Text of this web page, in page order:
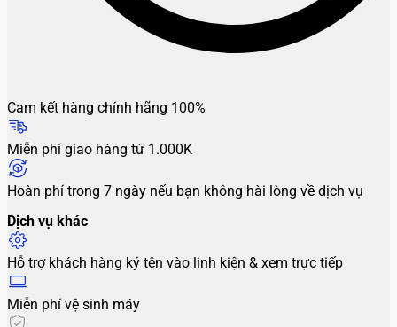
Cam kết hàng chính hãng 100%
Miễn phí giao hàng từ 1.000K
Hoàn phí trong 7 ngày nếu bạn không hài lòng về dịch vụ
Dịch vụ khác
Hỗ trợ khách hàng ký tên vào linh kiện & xem trực tiếp
Miễn phí vệ sinh máy